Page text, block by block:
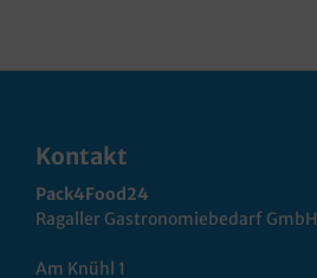
Kontakt
Pack4Food24
Ragaller Gastronomiebedarf GmbH
Am Knühl 1